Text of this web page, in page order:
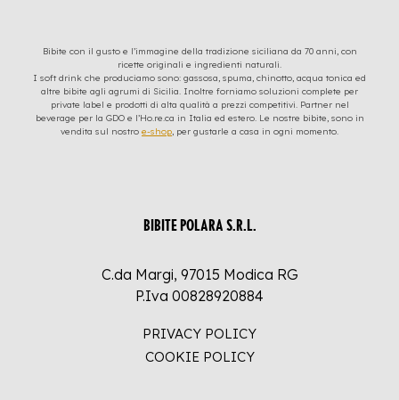
Bibite con il gusto e l’immagine della tradizione siciliana da 70 anni, con
ricette originali e ingredienti naturali.
I soft drink che produciamo sono: gassosa, spuma, chinotto, acqua tonica ed
altre bibite agli agrumi di Sicilia. Inoltre forniamo soluzioni complete per
private label e prodotti di alta qualità a prezzi competitivi. Partner nel
beverage per la GDO e l’Ho.re.ca in Italia ed estero. Le nostre bibite, sono in
vendita sul nostro e-shop, per gustarle a casa in ogni momento.
BIBITE POLARA S.R.L.
C.da Margi, 97015 Modica RG
P.Iva 00828920884
PRIVACY POLICY
COOKIE POLICY